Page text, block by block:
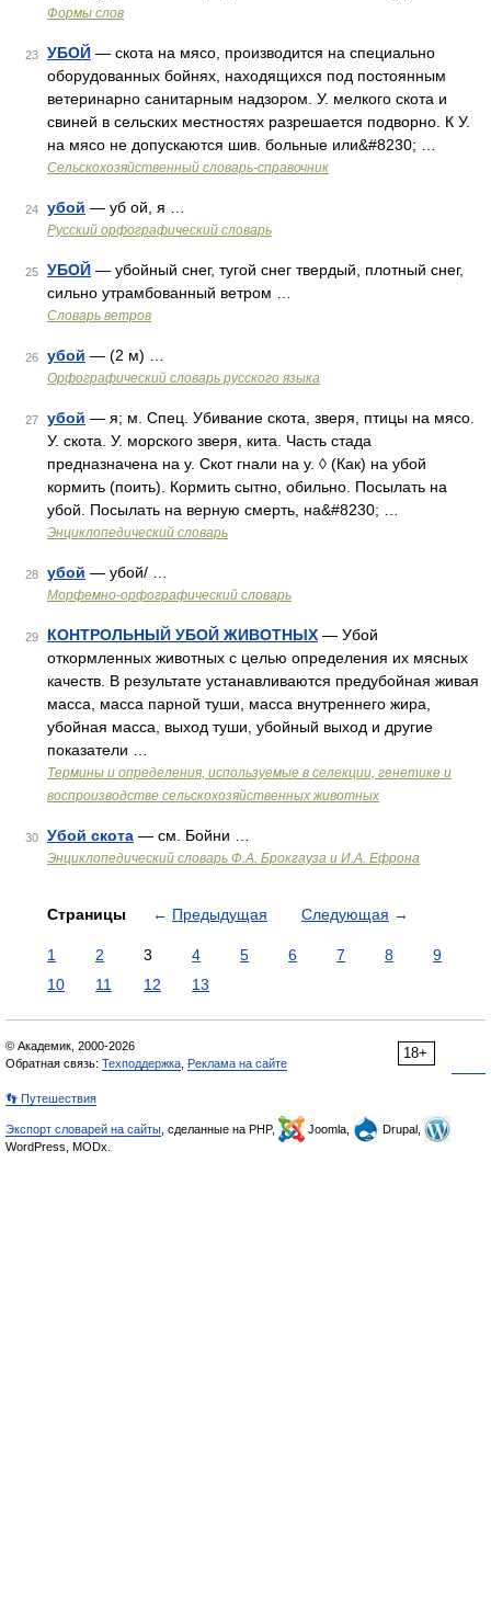
Формы слов
23 УБОЙ — скота на мясо, производится на специально
оборудованных бойнях, находящихся под постоянным
ветеринарно санитарным надзором. У. мелкого скота и
свиней в сельских местностях разрешается подворно. К У.
на мясо не допускаются шив. больные или&#8230; …
Сельскохозяйственный словарь-справочник
24 убой — уб ой, я …
Русский орфографический словарь
25 УБОЙ — убойный снег, тугой снег твердый, плотный снег,
сильно утрамбованный ветром …
Словарь ветров
26 убой — (2 м) …
Орфографический словарь русского языка
27 убой — я; м. Спец. Убивание скота, зверя, птицы на мясо.
У. скота. У. морского зверя, кита. Часть стада
предназначена на у. Скот гнали на у. ◊ (Как) на убой
кормить (поить). Кормить сытно, обильно. Посылать на
убой. Посылать на верную смерть, на&#8230; …
Энциклопедический словарь
28 убой — убой/ …
Морфемно-орфографический словарь
29 КОНТРОЛЬНЫЙ УБОЙ ЖИВОТНЫХ — Убой
откормленных животных с целью определения их мясных
качеств. В результате устанавливаются предубойная живая
масса, масса парной туши, масса внутреннего жира,
убойная масса, выход туши, убойный выход и другие
показатели …
Термины и определения, используемые в селекции, генетике и
воспроизводстве сельскохозяйственных животных
30 Убой скота — см. Бойни …
Энциклопедический словарь Ф.А. Брокгауза и И.А. Ефрона
Страницы ← Предыдущая Следующая →
1 2 3 4 5 6 7 8
9
10
11 12 13
18+
© Академик, 2000-2026
Обратная связь: Техподдержка Реклама на сайте
👣 Путешествия
Экспорт словарей на сайты , сделанные на PHP, Joomla,
Drupal,
WordPress, MODx.